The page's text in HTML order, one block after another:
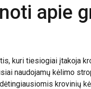
apie
kuri tiesiogiai įtakoja
naudojamų kėlimo
krovinių